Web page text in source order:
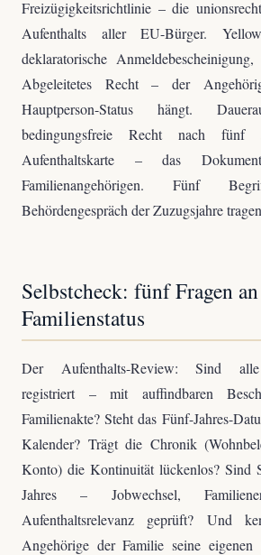
Freizügigkeitsrichtlinie – die
Aufenthalts aller EU-Bürger.
deklaratorische
Abgeleitetes Recht – der
Hauptperson-Status hängt.
bedingungsfreie Recht nach fünf
Aufenthaltskarte – das
Familienangehörigen. Fünf
Behördengespräch der Zuzugsjahre
Selbstcheck: fünf Fragen
Familienstatus
Der Aufenthalts-Review: Sind alle
registriert – mit auffindbaren
Familienakte? Steht das Fünf-Jahres-
Kalender? Trägt die Chronik
Konto) die Kontinuität lückenlos? Sind
Jahres – Jobwechsel,
Aufenthaltsrelevanz geprüft? Und
Angehörige der Familie seine